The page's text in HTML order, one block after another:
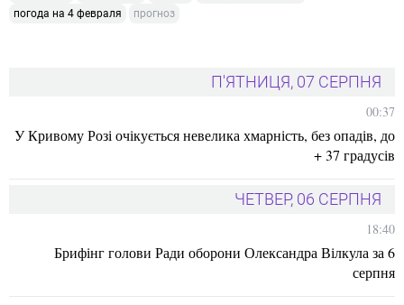
погода на 4 февраля
прогноз
П'ЯТНИЦЯ, 07 СЕРПНЯ
00:37
У Кривому Розі очікується невелика хмарність, без опадів, до
+ 37 градусів
ЧЕТВЕР, 06 СЕРПНЯ
18:40
Брифінг голови Ради оборони Олександра Вілкула за 6
серпня